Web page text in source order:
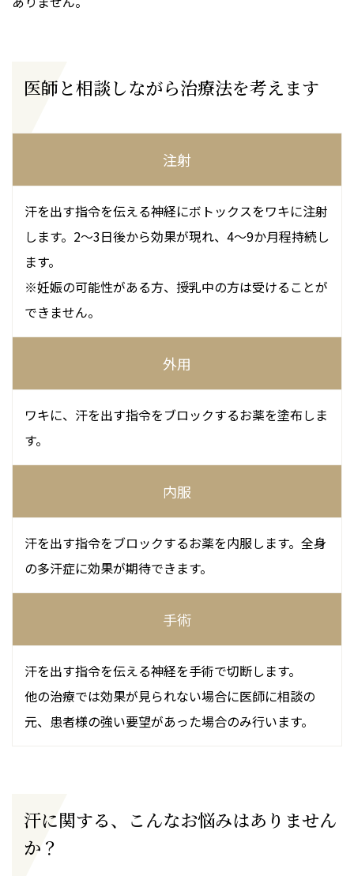
医師と相談しながら治療法を考えます
注射
汗を出す指令を伝える神経にボトックスをワキに注射
します。2～3日後から効果が現れ、4～9か月程持続し
ます。
※妊娠の可能性がある方、授乳中の方は受けることが
できません。
外用
ワキに、汗を出す指令をブロックするお薬を塗布しま
す。
内服
汗を出す指令をブロックするお薬を内服します。全身
の多汗症に効果が期待できます。
手術
汗を出す指令を伝える神経を手術で切断します。
他の治療では効果が見られない場合に医師に相談の
元、患者様の強い要望があった場合のみ行います。
汗に関する、こんなお悩みはありません
か？